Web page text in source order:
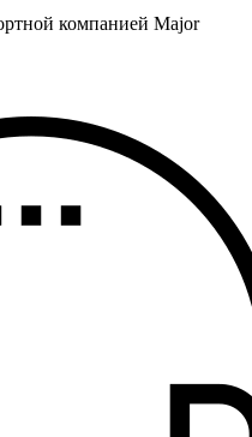
компанией Major